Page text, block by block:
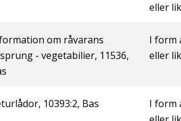
eller
om råvarans
- vegetabilier, 11536,
I form
eller
10393:2, Bas
I form